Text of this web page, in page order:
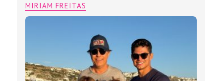
MIRIAM FREITAS